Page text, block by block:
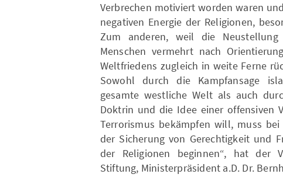
Verbrechen motiviert worden waren
negativen Energie der Religionen,
Zum anderen, weil die
Menschen vermehrt nach
Weltfriedens zugleich in weite Ferne
Sowohl durch die Kampfansage
gesamte westliche Welt als auch
Doktrin und die Idee einer offensiven
Terrorismus bekämpfen will, muss
der Sicherung von Gerechtigkeit und
der Religionen beginnen“, hat der
Stiftung, Ministerpräsident a.D. Dr.